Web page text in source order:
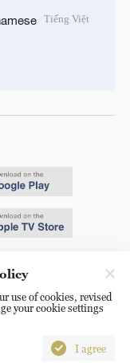
Tiếng Việt
use of cookies, revised
your cookie settings
I agree